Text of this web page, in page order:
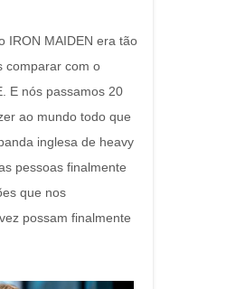
IRON MAIDEN era tão
comparar com o
E nós passamos 20
ao mundo todo que
inglesa de heavy
pessoas finalmente
que nos
possam finalmente